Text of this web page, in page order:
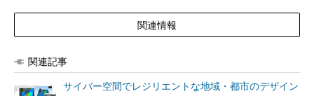
関連情報
関連記事
サイバー空間でレジリエントな地域・都市のデザイン